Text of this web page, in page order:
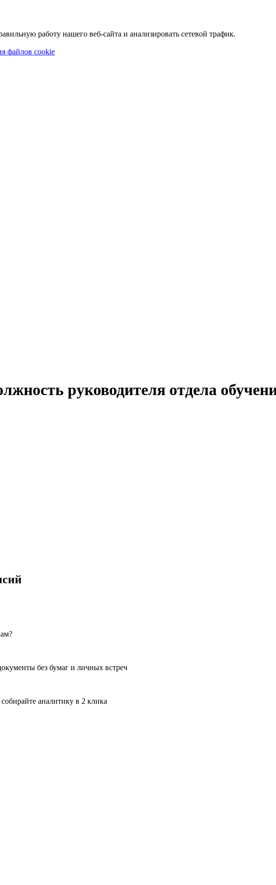
работу нашего веб-сайта и анализировать сетевой трафик.
файлов cookie
руководителя отдела
без бумаг и личных встреч
аналитику в 2 клика